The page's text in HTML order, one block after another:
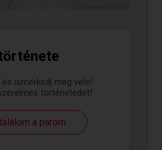
ismerkedj meg vele!
történetedet!
a párom